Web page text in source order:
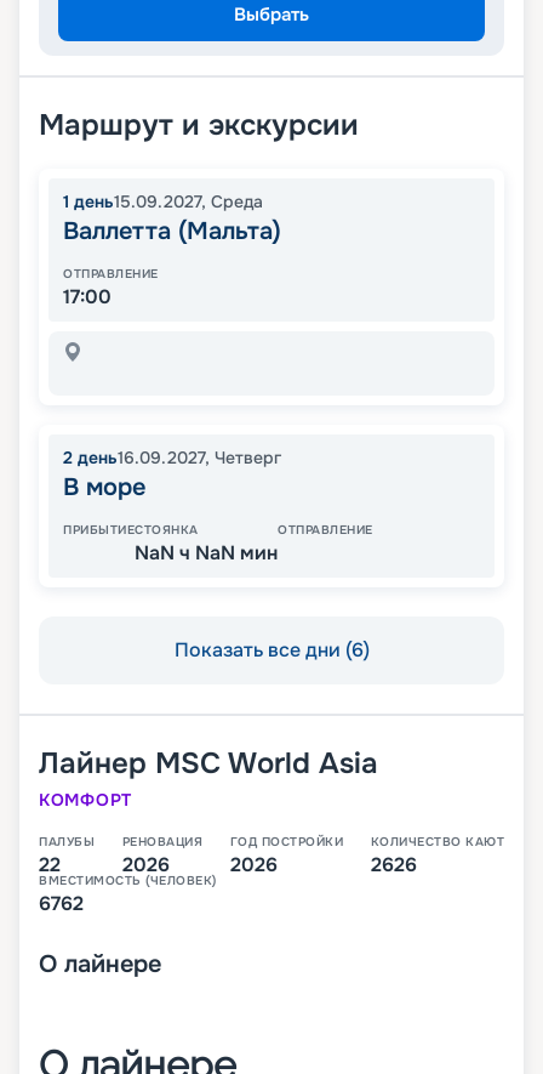
Выбрать
Маршрут и экскурсии
1 день15.09.2027, Среда
Валлетта (Мальта)
ОТПРАВЛЕНИЕ
17:00
2 день16.09.2027, Четверг
В море
ПРИБЫТИЕСТОЯНКА
NaN ч NaN мин
ОТПРАВЛЕНИЕ
Показать все дни (6)
Лайнер MSC World Asia
КОМФОРТ
ПАЛУБЫ
22
РЕНОВАЦИЯ
2026
ГОД ПОСТРОЙКИ
2026
КОЛИЧЕСТВО КАЮТ
2626
ВМЕСТИМОСТЬ (ЧЕЛОВЕК)
6762
О лайнере
О лайнере